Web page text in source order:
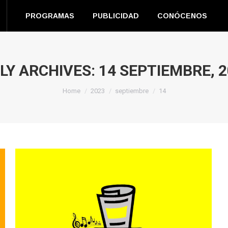
PROGRAMAS PUBLICIDAD CONÓCENOS
ARCHIVES: 14 SEPTIEMBRE,
You are here:
Home 2023 septiembre 14
PROGRAMAS PUBLICIDAD
EN DIRECTO